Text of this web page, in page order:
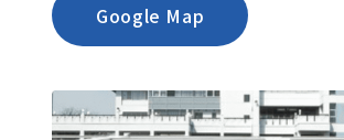
Google Map